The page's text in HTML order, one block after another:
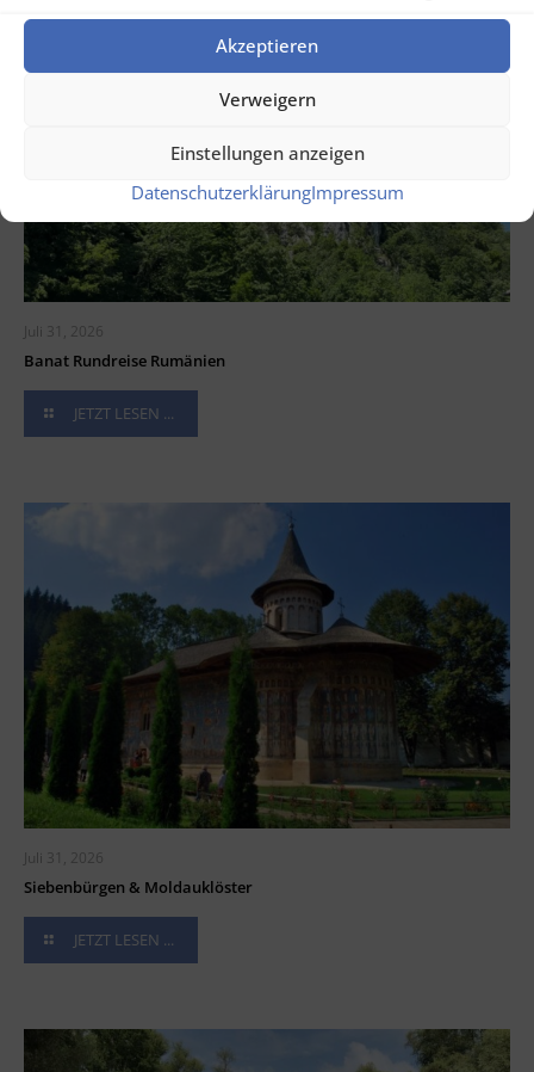
Akzeptieren
Verweigern
Einstellungen anzeigen
DatenschutzerklärungImpressum
Juli 31, 2026
Banat Rundreise Rumänien
JETZT LESEN ...
Juli 31, 2026
Siebenbürgen & Moldauklöster
JETZT LESEN ...